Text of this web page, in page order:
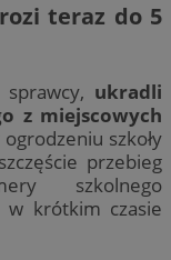
teraz do 5
ukradli
z miejscowych
szkoły
przebieg
szkolnego
w krótkim czasie